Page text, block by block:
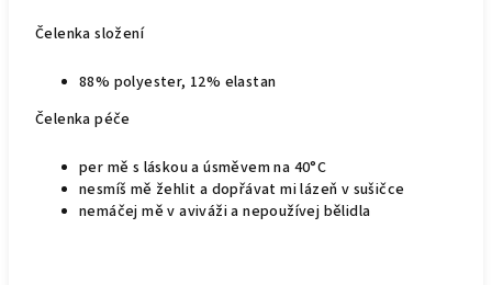
Čelenka složení
88% polyester, 12% elastan
Čelenka péče
per mě s láskou a úsměvem na 40°C
nesmíš mě žehlit a dopřávat mi lázeň v sušičce
nemáčej mě v aviváži a nepoužívej bělidla